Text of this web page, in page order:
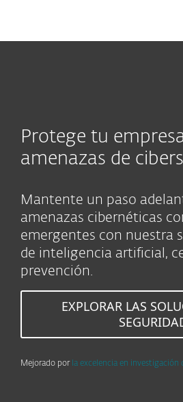
Protege tu
amenazas de
Mantente un paso
amenazas cibernéticas
emergentes con nuestra
de inteligencia artificial,
prevención.
EXPLORAR LAS
Mejorado por la excelencia en investigación